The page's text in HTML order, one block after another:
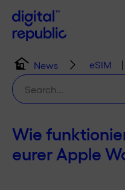
News eSIM |
Suche
nach:
Wie
eurer Apple